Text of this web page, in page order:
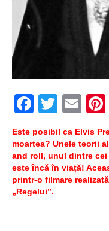
accidente
Ochii statuii
Fecioarei
Este posibil ca Elvis
moartea? Unele teorii
and roll, unul dintre
este încă în viață!
printr-o filmare
„Regelui”.